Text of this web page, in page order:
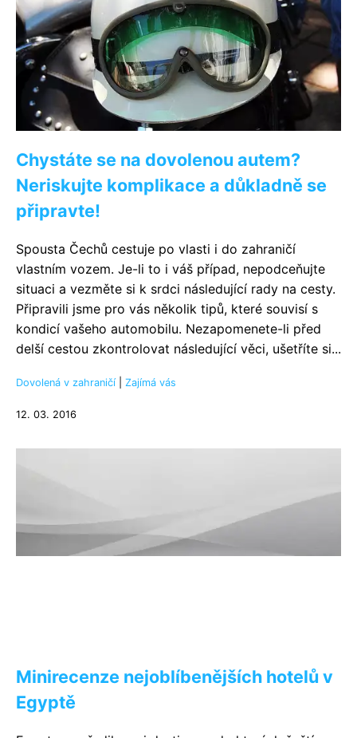
Chystáte se na dovolenou autem?
Neriskujte komplikace a důkladně se
připravte!
Spousta Čechů cestuje po vlasti i do zahraničí
vlastním vozem. Je-li to i váš případ, nepodceňujte
situaci a vezměte si k srdci následující rady na cesty.
Připravili jsme pro vás několik tipů, které souvisí s
kondicí vašeho automobilu. Nezapomenete-li před
delší cestou zkontrolovat následující věci, ušetříte si...
Dovolená v zahraničí Zajímá vás
12. 03. 2016
Minirecenze nejoblíbenějších hotelů v
Egyptě